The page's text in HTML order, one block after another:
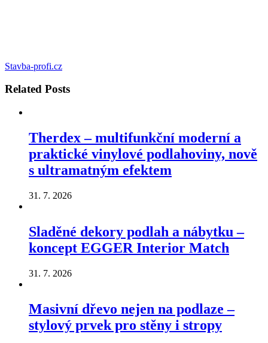
Stavba-profi.cz
Related Posts
Therdex – multifunkční moderní a
praktické vinylové podlahoviny, nově
s ultramatným efektem
31. 7. 2026
Sladěné dekory podlah a nábytku –
koncept EGGER Interior Match
31. 7. 2026
Masivní dřevo nejen na podlaze –
stylový prvek pro stěny i stropy